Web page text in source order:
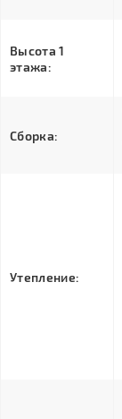
Высота 1
этажа:
Сборка:
Утепление: